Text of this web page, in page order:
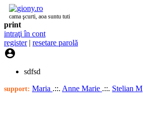
cama şcurti, aoa suntu tuti
print
intraţi în cont
register| resetare parolă

sdfsd
support: Maria .::. Anne Marie .::. Stelian M